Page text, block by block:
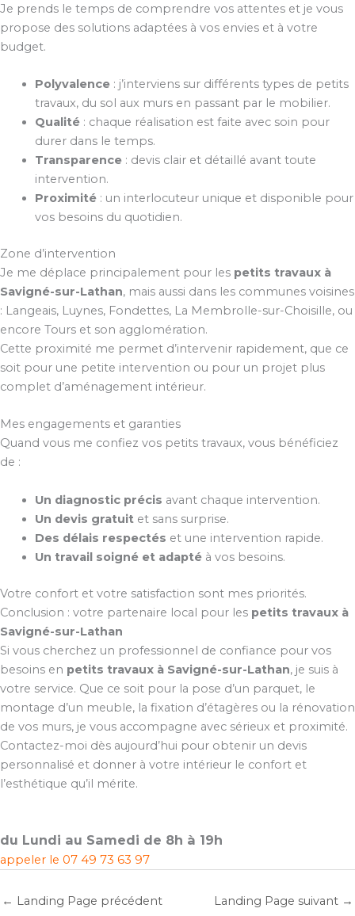
Je prends le temps de comprendre vos attentes et je vous
propose des solutions adaptées à vos envies et à votre
budget.
Polyvalence: j’interviens sur différents types de petits
travaux, du sol aux murs en passant par le mobilier.
Qualité: chaque réalisation est faite avec soin pour
durer dans le temps.
Transparence: devis clair et détaillé avant toute
intervention.
Proximité: un interlocuteur unique et disponible pour
vos besoins du quotidien.
Zone d’intervention
Je me déplace principalement pour les petits travaux à
Savigné-sur-Lathan, mais aussi dans les communes voisines
: Langeais, Luynes, Fondettes, La Membrolle-sur-Choisille, ou
encore Tours et son agglomération.
Cette proximité me permet d’intervenir rapidement, que ce
soit pour une petite intervention ou pour un projet plus
complet d’aménagement intérieur.
Mes engagements et garanties
Quand vous me confiez vos petits travaux, vous bénéficiez
de :
Un diagnostic précis avant chaque intervention.
Un devis gratuitet sans surprise.
Des délais respectés et une intervention rapide.
Un travail soigné et adaptéà vos besoins.
Votre confort et votre satisfaction sont mes priorités.
Conclusion : votre partenaire local pour les petits travaux à
Savigné-sur-Lathan
Si vous cherchez un professionnel de confiance pour vos
besoins en petits travaux à Savigné-sur-Lathan, je suis à
votre service. Que ce soit pour la pose d’un parquet, le
montage d’un meuble, la fixation d’étagères ou la rénovation
de vos murs, je vous accompagne avec sérieux et proximité.
Contactez-moi dès aujourd’hui pour obtenir un devis
personnalisé et donner à votre intérieur le confort et
l’esthétique qu’il mérite.
du Lundi au Samedi de 8h à 19h
appeler le 07 49 73 63 97
← Landing Page précédent Landing Page suivant →